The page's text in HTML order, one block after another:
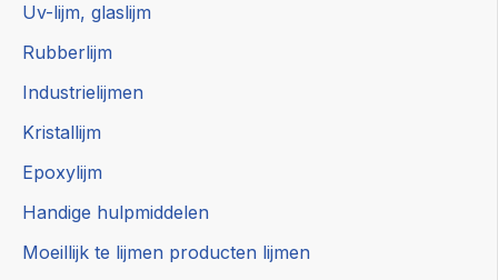
Uv-lijm, glaslijm
Rubberlijm
Industrielijmen
Kristallijm
Epoxylijm
Handige hulpmiddelen
Moeillijk te lijmen producten lijmen